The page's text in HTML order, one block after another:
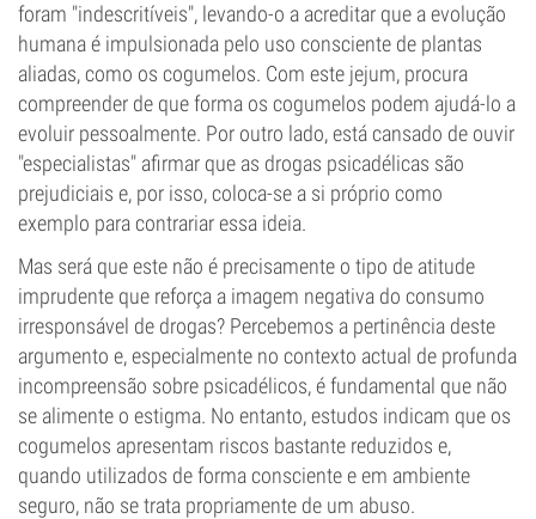
foram "indescritíveis", levando-o a acreditar que a evolução
humana é impulsionada pelo uso consciente de plantas
aliadas, como os cogumelos. Com este jejum, procura
compreender de que forma os cogumelos podem ajudá-lo a
evoluir pessoalmente. Por outro lado, está cansado de ouvir
"especialistas" afirmar que as drogas psicadélicas são
prejudiciais e, por isso, coloca-se a si próprio como
exemplo para contrariar essa ideia.
Mas será que este não é precisamente o tipo de atitude
imprudente que reforça a imagem negativa do consumo
irresponsável de drogas? Percebemos a pertinência deste
argumento e, especialmente no contexto actual de profunda
incompreensão sobre psicadélicos, é fundamental que não
se alimente o estigma. No entanto, estudos indicam que os
cogumelos apresentam riscos bastante reduzidos e,
quando utilizados de forma consciente e em ambiente
seguro, não se trata propriamente de um abuso.